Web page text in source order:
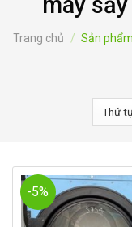
Trang chủ / Sản
-5%